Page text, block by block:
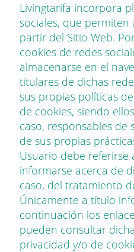
Livingtarifa incorpora
sociales, que permiten
partir del Sitio Web.
cookies de redes
almacenarse en el
titulares de dichas
sus propias políticas
de cookies, siendo
caso, responsables de
de sus propias
Usuario debe referirse
informarse acerca de
caso, del tratamiento
Únicamente a título
continuación los
pueden consultar
privacidad y/o de